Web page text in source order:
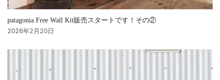
patagonia Free Wall Kit販売スタートです！その②
2026年2月20日